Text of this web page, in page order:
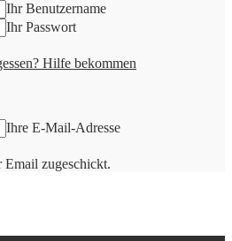
Ihr Benutzername
Ihr Passwort
Hilfe bekommen
Ihre E-Mail-Adresse
zugeschickt.